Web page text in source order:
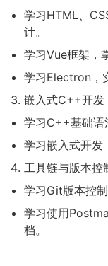
学习HTML、
计。
学习Vue框架，
学习Electron，
嵌入式C++开发
学习C++基础语
学习嵌入式开发
工具链与版本控
学习Git版本控
学习使用
档。